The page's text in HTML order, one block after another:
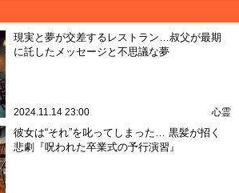
現実と夢が交差するレストラン…叔父が最期
に託したメッセージと不思議な夢
2024.11.14 23:00 心霊
彼女は“それ”を叱ってしまった… 黒髪が招く
悲劇『呪われた卒業式の予行演習』